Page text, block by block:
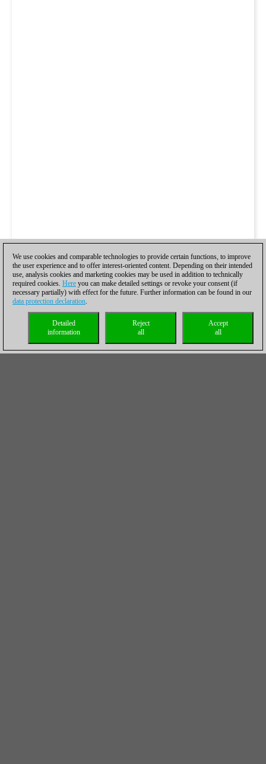
We use cookies and comparable technologies to provide certain functions, to improve
the user experience and to offer interest-oriented content. Depending on their intended
use, analysis cookies and marketing cookies may be used in addition to technically
required cookies. Here you can make detailed settings or revoke your consent (if
necessary partially) with effect for the future. Further information can be found in our
data protection declaration.
Accept
all
Reject
all
Detailed
information